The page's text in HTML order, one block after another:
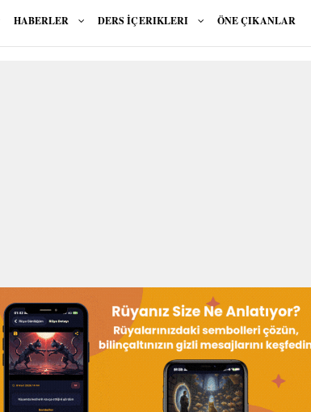
HABERLER DERS İÇERIKLERI ÖNE ÇIKANLAR